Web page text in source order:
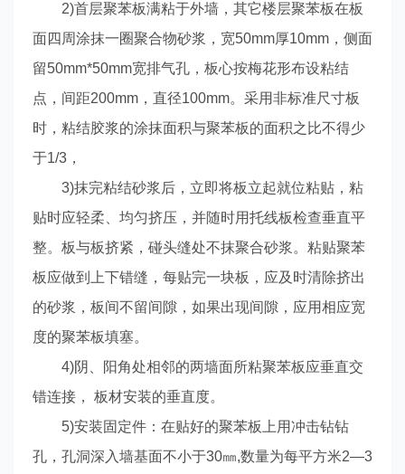
2)首层聚苯板满粘于外墙，其它楼层聚苯板在板
面四周涂抹一圈聚合物砂浆，宽50mm厚10mm，侧面
留50mm*50mm宽排气孔，板心按梅花形布设粘结
点，间距200mm，直径100mm。采用非标准尺寸板
时，粘结胶浆的涂抹面积与聚苯板的面积之比不得少
于1/3，
3)抹完粘结砂浆后，立即将板立起就位粘贴，粘
贴时应轻柔、均匀挤压，并随时用托线板检查垂直平
整。板与板挤紧，碰头缝处不抹聚合砂浆。粘贴聚苯
板应做到上下错缝，每贴完一块板，应及时清除挤出
的砂浆，板间不留间隙，如果出现间隙，应用相应宽
度的聚苯板填塞。
4)阴、阳角处相邻的两墙面所粘聚苯板应垂直交
错连接， 板材安装的垂直度。
5)安装固定件：在贴好的聚苯板上用冲击钻钻
孔，孔洞深入墙基面不小于30㎜,数量为每平方米2—3